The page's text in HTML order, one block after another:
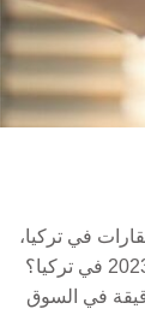
في تركيا،
حيث تربط المشترين والبائعين وخبراء الصناعة في مساحة واحدة نابضة بالحياة. هل تتساءل عن كيفية المشاركة في الفعاليات العقارية 2023 في تركيا؟
في السوق